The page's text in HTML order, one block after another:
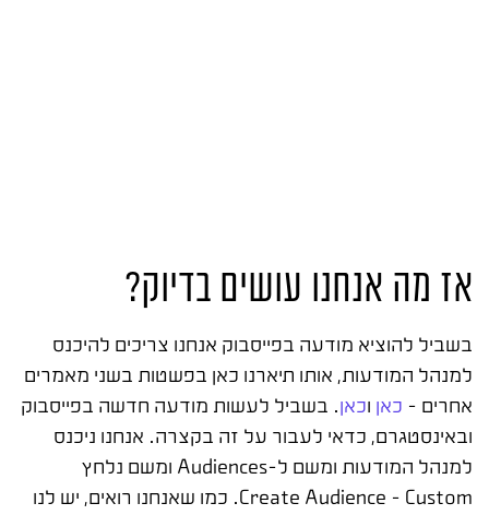
אז מה אנחנו עושים בדיוק?
בשביל להוציא מודעה בפייסבוק אנחנו צריכים להיכנס
למנהל המודעות, אותו תיארנו כאן בפשטות בשני מאמרים
אחרים – כאן וכאן. בשביל לעשות מודעה חדשה בפייסבוק
ובאינסטגרם, כדאי לעבור על זה בקצרה. אנחנו ניכנס
למנהל המודעות ומשם ל-Audiences ומשם נלחץ
Create Audience – Custom. כמו שאנחנו רואים, יש לנו